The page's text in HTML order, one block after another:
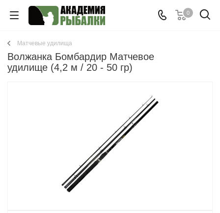
0
Матчевые удилища
Волжанка Бомбардир Матчевое
удилище (4,2 м / 20 - 50 гр)